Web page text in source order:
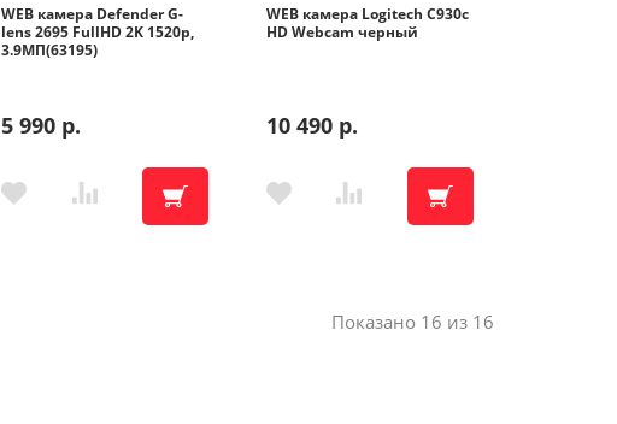
WEB камера Defender G-
lens 2695 FullHD 2K 1520p,
3.9МП(63195)
5 990 р.
WEB камера Logitech C930c
HD Webcam черный
10 490 р.
Показано 16 из 16